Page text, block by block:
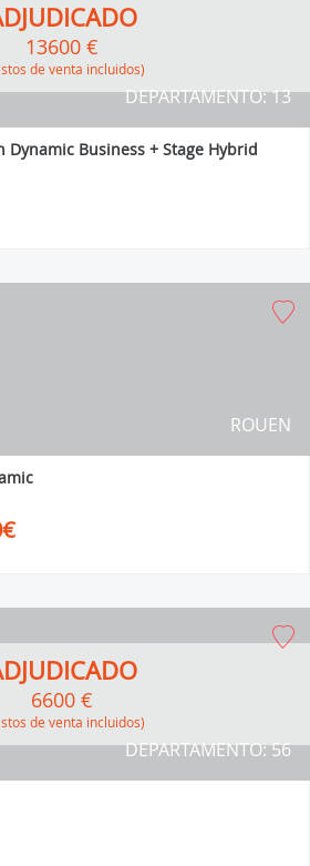
DEPARTAMENTO: 13
13600 €
de venta incluidos)
Dynamic Business + Stage Hybrid
ROUEN
DEPARTAMENTO: 56
6600 €
de venta incluidos)